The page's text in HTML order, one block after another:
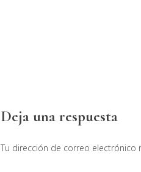
Interacciones
con
Deja una respuesta
Tu dirección de correo electrónico